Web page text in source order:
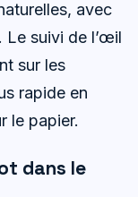
avec
Le suivi de l’œil
sur les
rapide en
le papier.
dans le